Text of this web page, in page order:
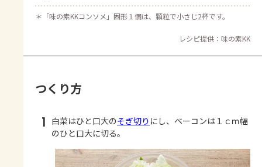
＊ 「味の素KKコンソメ」固形１個は、顆粒で小さじ2杯です。
レシピ提供：味の素KK
つくり方
1 白菜はひと口大のそぎ切り にし、ベーコンは１ｃｍ幅
のひと口大に切る。